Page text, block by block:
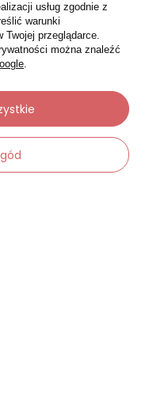
usług zgodnie z
warunki
Twojej przeglądarce.
można znaleźć
.